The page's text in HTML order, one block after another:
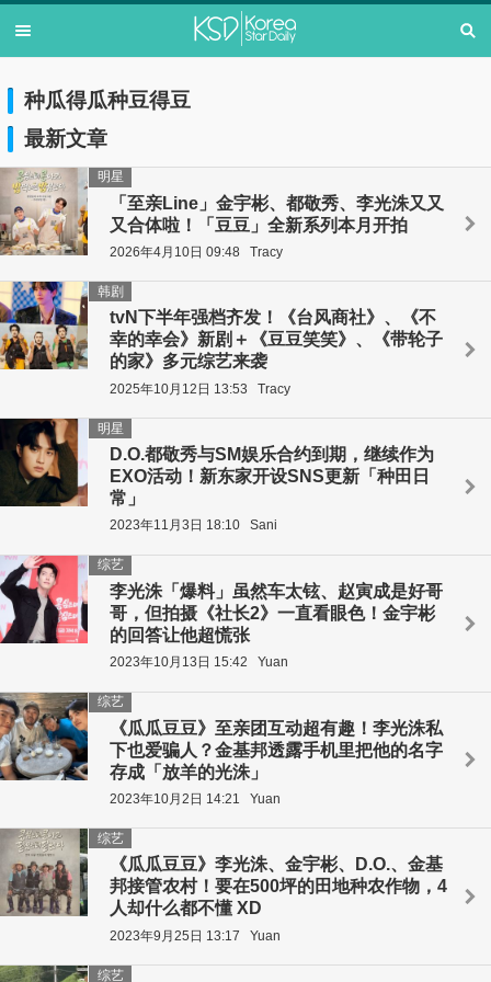
种瓜得瓜种豆得豆
最新文章
「至亲Line」金宇彬、都敬秀、李光洙又又
又合体啦！「豆豆」全新系列本月开拍
明星
2026年4月10日 09:48 Tracy
tvN下半年强档齐发！《台风商社》、《不
幸的幸会》新剧＋《豆豆笑笑》、《带轮子
的家》多元综艺来袭
韩剧
2025年10月12日 13:53 Tracy
D.O.都敬秀与SM娱乐合约到期，继续作为
EXO活动！新东家开设SNS更新「种田日
常」
明星
2023年11月3日 18:10 Sani
李光洙「爆料」虽然车太铉、赵寅成是好哥
哥，但拍摄《社长2》一直看眼色！金宇彬
的回答让他超慌张
综艺
2023年10月13日 15:42 Yuan
《瓜瓜豆豆》至亲团互动超有趣！李光洙私
下也爱骗人？金基邦透露手机里把他的名字
存成「放羊的光洙」
综艺
2023年10月2日 14:21 Yuan
《瓜瓜豆豆》李光洙、金宇彬、D.O.、金基
邦接管农村！要在500坪的田地种农作物，4
人却什么都不懂 XD
综艺
2023年9月25日 13:17 Yuan
综艺